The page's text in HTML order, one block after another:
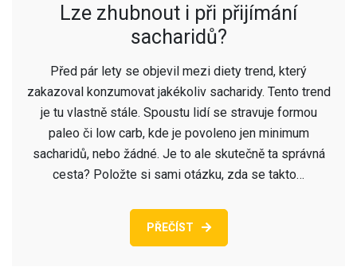
Lze zhubnout i při přijímání
sacharidů?
Před pár lety se objevil mezi diety trend, který
zakazoval konzumovat jakékoliv sacharidy. Tento trend
je tu vlastně stále. Spoustu lidí se stravuje formou
paleo či low carb, kde je povoleno jen minimum
sacharidů, nebo žádné. Je to ale skutečně ta správná
cesta? Položte si sami otázku, zda se takto…
PŘEČÍST